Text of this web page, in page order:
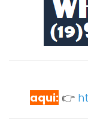
aqui: 👉